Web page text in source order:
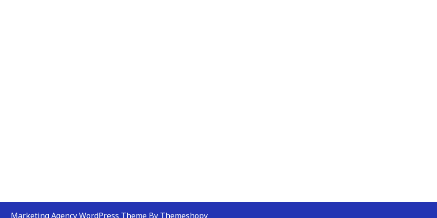
Marketing Agency WordPress Theme By Themeshopy